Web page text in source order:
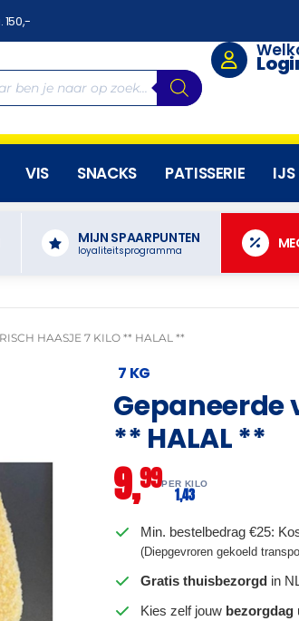
150,-
VIS SNACKS PATISSERIE IJS
MIJN SPAARPUNTEN
loyaliteitsprogramma
HAASJE 7 KILO ** HALAL **
7 KG
Gepaneerde
** HALAL **
9,99PER KILO
1,43
Min. bestelbedrag €25:
(Diepgevroren gekoeld
Gratis thuisbezorgd in
Kies zelf jouw bezorgdag